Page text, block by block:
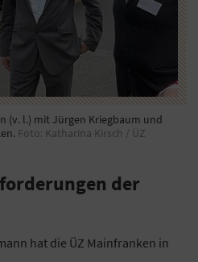
(v. l.) mit Jürgen Kriegbaum und
Foto: Katharina Kirsch / ÜZ
der
hat die ÜZ Mainfranken in